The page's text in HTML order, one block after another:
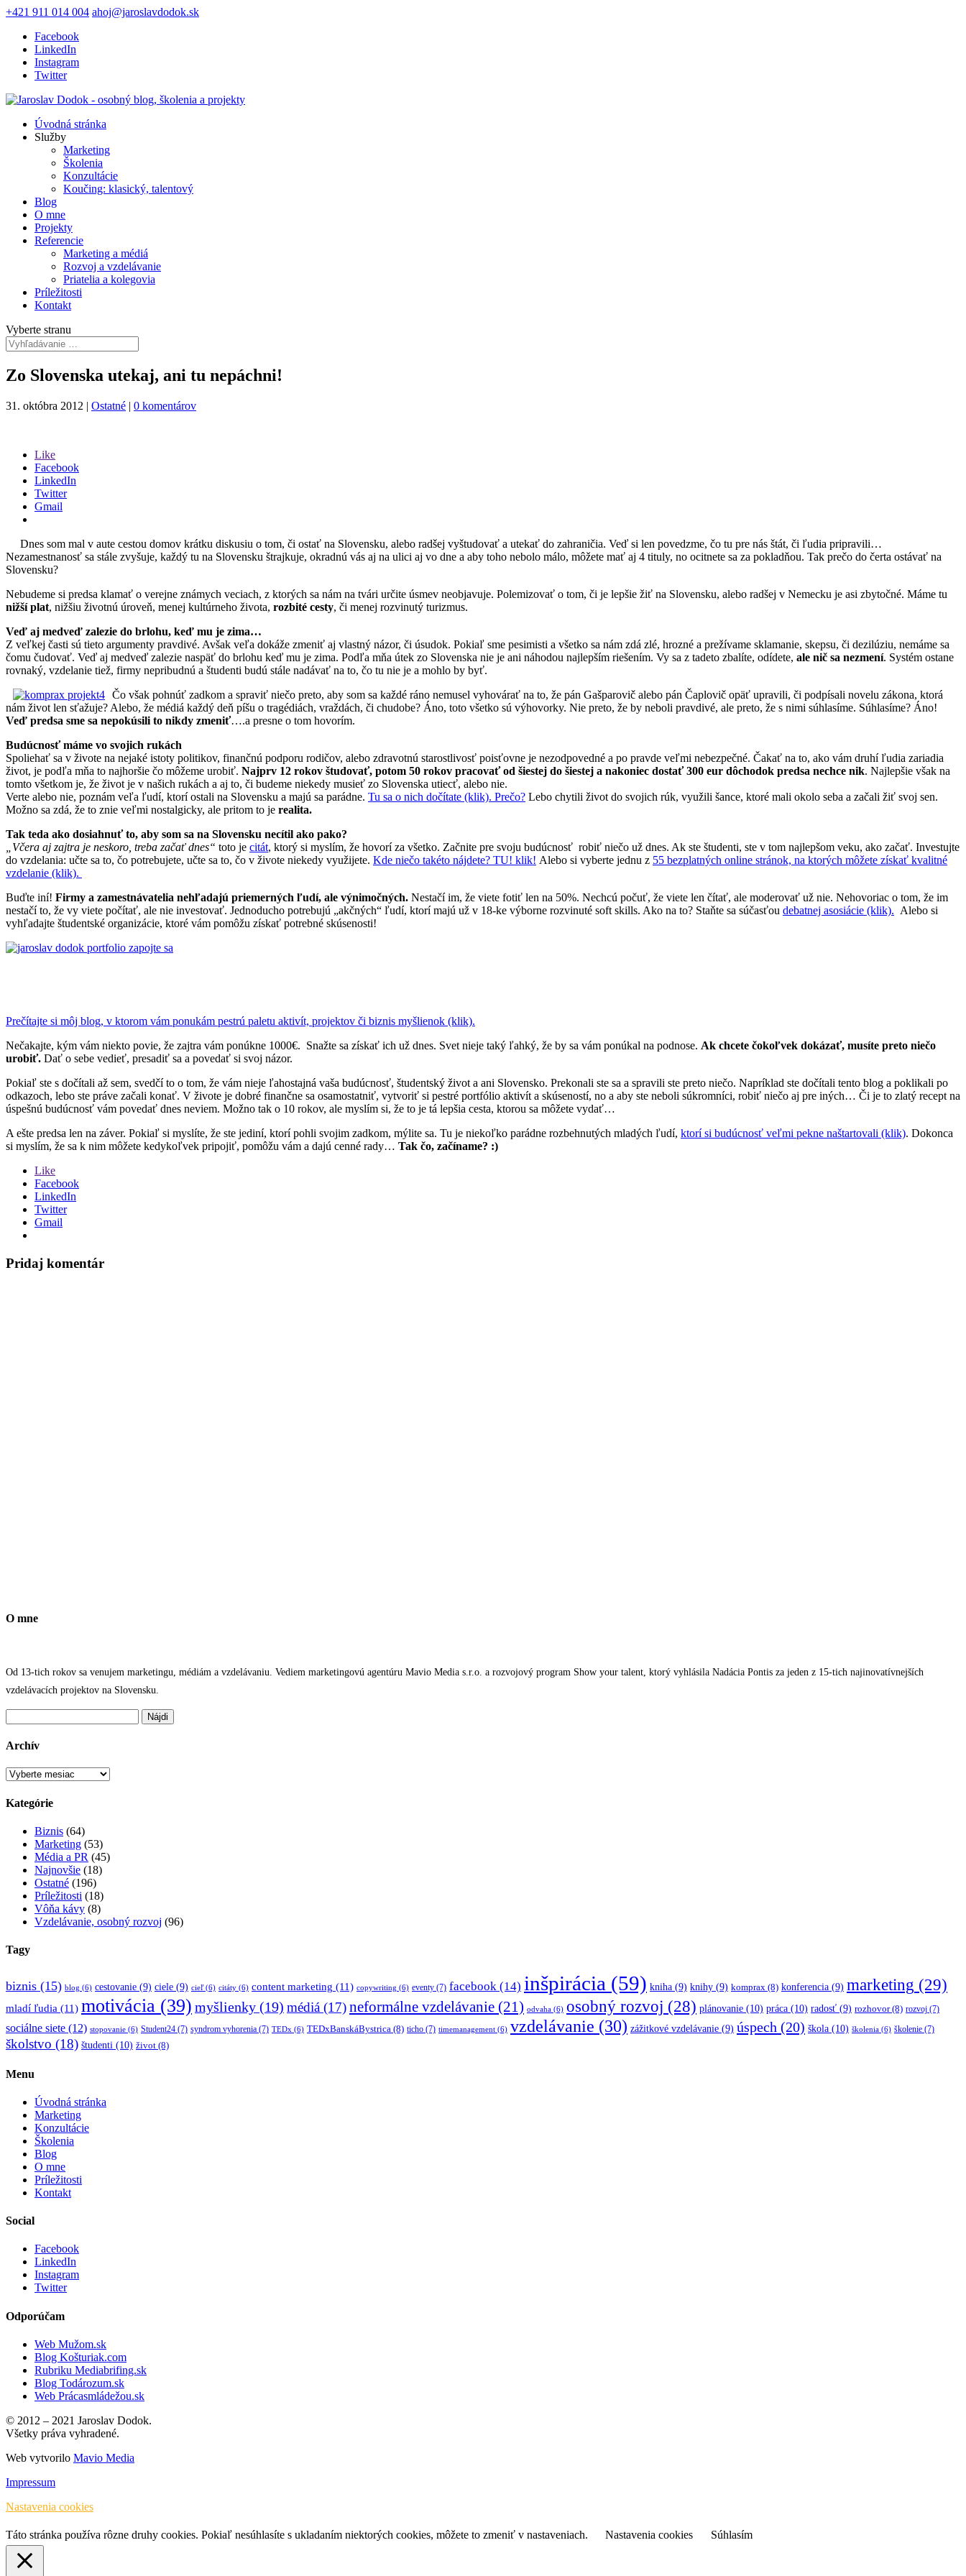
+421 911 014 004 ahoj@jaroslavdodok.sk
Facebook
LinkedIn
Instagram
Twitter
Úvodná stránka
Služby
Marketing
Školenia
Konzultácie
Koučing: klasický, talentový
Blog
O mne
Projekty
Referencie
Marketing a médiá
Rozvoj a vzdelávanie
Priatelia a kolegovia
Príležitosti
Kontakt
Vyberte stranu
Zo Slovenska utekaj, ani tu nepáchni!
31. októbra 2012 | Ostatné | 0 komentárov
Like
Facebook
LinkedIn
Twitter
Gmail
Dnes som mal v aute cestou domov krátku diskusiu o tom, či ostať na Slovensku, alebo radšej vyštudovať a utekať do zahraničia. Veď si len povedzme, čo tu pre nás štát, či ľudia pripravili…
Nezamestnanosť sa stále zvyšuje, každý tu na Slovensku štrajkuje, okradnú vás aj na ulici aj vo dne a aby toho nebolo málo, môžete mať aj 4 tituly, no ocitnete sa za pokladňou. Tak prečo do čerta ostávať na
Slovensku?
Nebudeme si predsa klamať o verejne známych veciach, z ktorých sa nám na tvári určite úsmev neobjavuje. Polemizovať o tom, či je lepšie žiť na Slovensku, alebo radšej v Nemecku je asi zbytočné. Máme tu
nižší plat, nižšiu životnú úroveň, menej kultúrneho života, rozbité cesty, či menej rozvinutý turizmus.
Veď aj medveď zalezie do brlohu, keď mu je zima…
Z veľkej časti sú tieto argumenty pravdivé. Avšak veľa dokáže zmeniť aj vlastný názor, či úsudok. Pokiaľ sme pesimisti a všetko sa nám zdá zlé, hrozné a prežívame sklamanie, skepsu, či dezilúziu, nemáme sa
čomu čudovať. Veď aj medveď zalezie naspäť do brlohu keď mu je zima. Podľa mňa útek zo Slovenska nie je ani náhodou najlepším riešením. Vy sa z tadeto zbalíte, odídete, ale nič sa nezmení. Systém ostane
rovnaký, vzdelanie tiež, firmy nepribudnú a študenti budú stále nadávať na to, čo tu nie je a mohlo by byť.
Čo však pohnúť zadkom a spraviť niečo preto, aby som sa každé ráno nemusel vyhovárať na to, že pán Gašparovič alebo pán Čaplovič opäť upravili, či podpísali novelu zákona, ktorá
nám život len sťažuje? Alebo, že médiá každý deň píšu o tragédiách, vraždách, či chudobe? Áno, toto všetko sú výhovorky. Nie preto, že by neboli pravdivé, ale preto, že s nimi súhlasíme. Súhlasíme? Áno!
Veď predsa sme sa nepokúsili to nikdy zmeniť….a presne o tom hovorím.
Budúcnosť máme vo svojich rukách
Spoliehať sa v živote na nejaké istoty politikov, finančnú podporu rodičov, alebo zdravotnú starostlivosť poisťovne je nezodpovedné a po pravde veľmi nebezpečné. Čakať na to, ako vám druhí ľudia zariadia
život, je podľa mňa to najhoršie čo môžeme urobiť. Najprv 12 rokov študovať, potom 50 rokov pracovať od šiestej do šiestej a nakoniec dostať 300 eur dôchodok predsa nechce nik. Najlepšie však na
tomto všetkom je, že život je v našich rukách a aj to, či budeme niekedy musieť zo Slovenska utiecť, alebo nie.
Verte alebo nie, poznám veľa ľudí, ktorí ostali na Slovensku a majú sa parádne. Tu sa o nich dočítate (klik). Prečo? Lebo chytili život do svojich rúk, využili šance, ktoré mali okolo seba a začali žiť svoj sen.
Možno sa zdá, že to znie veľmi nostalgicky, ale pritom to je realita.
Tak teda ako dosiahnuť to, aby som sa na Slovensku necítil ako pako?
„Včera aj zajtra je neskoro, treba začať dnes“ toto je citát, ktorý si myslím, že hovorí za všetko. Začnite pre svoju budúcnosť robiť niečo už dnes. Ak ste študenti, ste v tom najlepšom veku, ako začať. Investujte
do vzdelania: učte sa to, čo potrebujete, učte sa to, čo v živote niekedy využijete. Kde niečo takéto nájdete? TU! klik! Alebo si vyberte jednu z 55 bezplatných online stránok, na ktorých môžete získať kvalitné
vzdelanie (klik).
Buďte iní! Firmy a zamestnávatelia nehľadajú priemerných ľudí, ale výnimočných. Nestačí im, že viete fotiť len na 50%. Nechcú počuť, že viete len čítať, ale moderovať už nie. Nehovoriac o tom, že im
nestačí to, že vy viete počítať, ale nie investovať. Jednoducho potrebujú „akčných“ ľudí, ktorí majú už v 18-ke výborne rozvinuté soft skills. Ako na to? Staňte sa súčasťou debatnej asosiácie (klik). Alebo si
vyhľadajte študentské organizácie, ktoré vám pomôžu získať potrebné skúsenosti!
Prečítajte si môj blog, v ktorom vám ponukám pestrú paletu aktivít, projektov či biznis myšlienok (klik).
Nečakajte, kým vám niekto povie, že zajtra vám ponúkne 1000€. Snažte sa získať ich už dnes. Svet nieje taký ľahký, že by sa vám ponúkal na podnose. Ak chcete čokoľvek dokázať, musíte preto niečo
urobiť. Dať o sebe vedieť, presadiť sa a povedať si svoj názor.
Pokiaľ ste s dočítali až sem, svedčí to o tom, že vám nieje ľahostajná vaša budúcnosť, študentský život a ani Slovensko. Prekonali ste sa a spravili ste preto niečo. Napríklad ste dočítali tento blog a poklikali po
odkazoch, lebo ste práve začali konať. V živote je dobré finančne sa osamostatniť, vytvoriť si pestré portfólio aktivít a skúseností, no a aby ste neboli súkromníci, robiť niečo aj pre iných… Či je to zlatý recept na
úspešnú budúcnosť vám povedať dnes neviem. Možno tak o 10 rokov, ale myslím si, že to je tá lepšia cesta, ktorou sa môžete vydať…
A ešte predsa len na záver. Pokiaľ si myslíte, že ste jediní, ktorí pohli svojim zadkom, mýlite sa. Tu je niekoľko parádne rozbehnutých mladých ľudí, ktorí si budúcnosť veľmi pekne naštartovali (klik). Dokonca
si myslím, že sa k nim môžete kedykoľvek pripojiť, pomôžu vám a dajú cenné rady… Tak čo, začíname? :)
Like
Facebook
LinkedIn
Twitter
Gmail
Pridaj komentár
O mne
Od 13-tich rokov sa venujem marketingu, médiám a vzdelávaniu. Vediem marketingovú agentúru Mavio Media s.r.o. a rozvojový program Show your talent, ktorý vyhlásila Nadácia Pontis za jeden z 15-tich najinovatívnejších
vzdelávacích projektov na Slovensku.
Archív
Archív
Kategórie
Biznis (64)
Marketing (53)
Média a PR (45)
Najnovšie (18)
Ostatné (196)
Príležitosti (18)
Vôňa kávy (8)
Vzdelávanie, osobný rozvoj (96)
Tagy
biznis (15) blog (6) cestovanie (9) ciele (9) cieľ(6) citáty (6) content marketing (11) copywriting (6) eventy (7) facebook (14) inšpirácia (59) kniha (9) knihy (9) komprax (8) konferencia (9) marketing (29)
mladí ľudia (11) motivácia (39) myšlienky (19) médiá (17)neformálne vzdelávanie (21) odvaha (6) osobný rozvoj (28) plánovanie (10) práca (10) radosť (9) rozhovor(8) rozvoj (7)
sociálne siete (12) stopovanie (6) Student24 (7) syndrom vyhorenia (7) TEDx (6) TEDxBanskáBystrica (8) ticho (7) timemanagement (6) vzdelávanie (30) zážitkové vzdelávanie (9) úspech (20) škola (10) školenia (6) školenie (7)
školstvo (18) študenti (10) život (8)
Menu
Úvodná stránka
Marketing
Konzultácie
Školenia
Blog
O mne
Príležitosti
Kontakt
Social
Facebook
LinkedIn
Instagram
Twitter
Odporúčam
Web Mužom.sk
Blog Košturiak.com
Rubriku Mediabrifing.sk
Blog Todározum.sk
Web Prácasmládežou.sk
© 2012 – 2021 Jaroslav Dodok.
Všetky práva vyhradené.
Web vytvorilo Mavio Media
Impressum
Nastavenia cookies
Táto stránka používa rôzne druhy cookies. Pokiaľ nesúhlasíte s ukladaním niektorých cookies, môžete to zmeniť v nastaveniach. Nastavenia cookies Súhlasím